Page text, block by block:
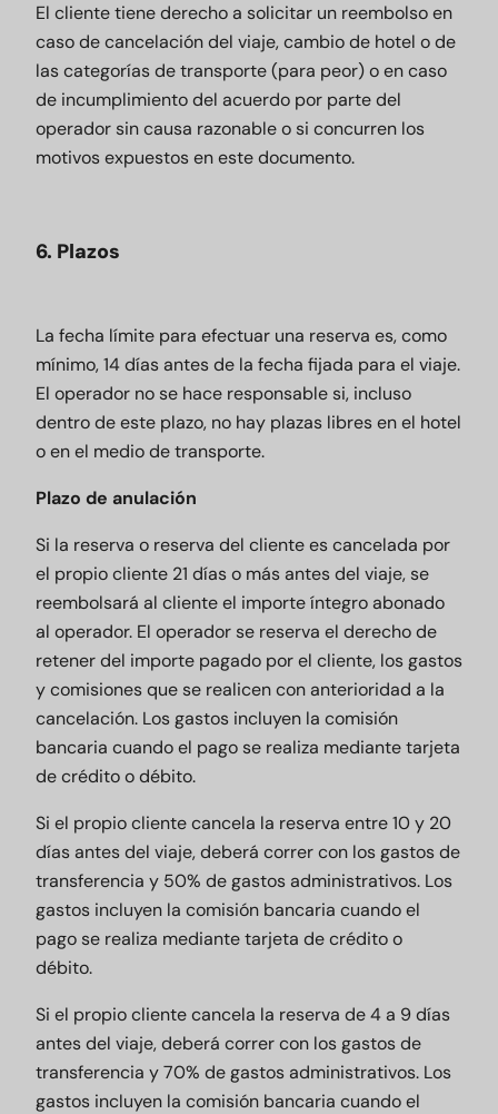
El cliente tiene derecho a solicitar un reembolso en
caso de cancelación del viaje, cambio de hotel o de
las categorías de transporte (para peor) o en caso
de incumplimiento del acuerdo por parte del
operador sin causa razonable o si concurren los
motivos expuestos en este documento.
6. Plazos
La fecha límite para efectuar una reserva es, como
mínimo, 14 días antes de la fecha fijada para el viaje.
El operador no se hace responsable si, incluso
dentro de este plazo, no hay plazas libres en el hotel
o en el medio de transporte.
Plazo de anulación
Si la reserva o reserva del cliente es cancelada por
el propio cliente 21 días o más antes del viaje, se
reembolsará al cliente el importe íntegro abonado
al operador. El operador se reserva el derecho de
retener del importe pagado por el cliente, los gastos
y comisiones que se realicen con anterioridad a la
cancelación. Los gastos incluyen la comisión
bancaria cuando el pago se realiza mediante tarjeta
de crédito o débito.
Si el propio cliente cancela la reserva entre 10 y 20
días antes del viaje, deberá correr con los gastos de
transferencia y 50% de gastos administrativos. Los
gastos incluyen la comisión bancaria cuando el
pago se realiza mediante tarjeta de crédito o
débito.
Si el propio cliente cancela la reserva de 4 a 9 días
antes del viaje, deberá correr con los gastos de
transferencia y 70% de gastos administrativos. Los
gastos incluyen la comisión bancaria cuando el